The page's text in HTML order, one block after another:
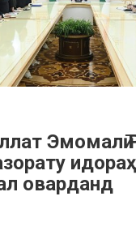
Эмомалӣ
оварданд